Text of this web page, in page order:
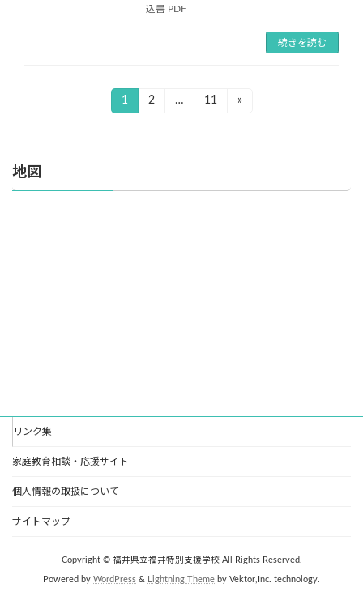
込書 PDF
続きを読む
ビ
固
1
固
2 …
固
11 »
地図
リンク集
家庭教育相談・応援サイト
個人情報の取扱について
サイトマップ
Copyright © 福井県立福井特別支援学校 All Rights Reserved.
Powered by WordPress & Lightning Theme by Vektor,Inc. technology.